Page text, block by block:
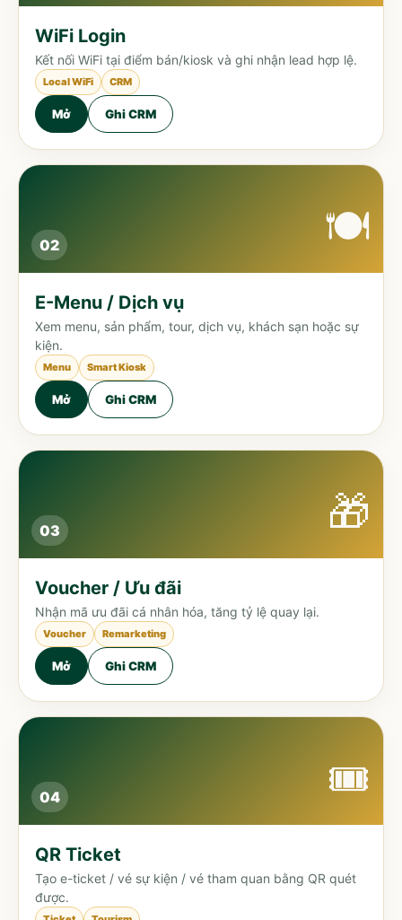
WiFi Login
Kết nối WiFi tại điểm bán/kiosk và ghi nhận lead hợp lệ.
Local WiFi CRM
Mở Ghi CRM
02 🍽️
E-Menu / Dịch vụ
Xem menu, sản phẩm, tour, dịch vụ, khách sạn hoặc sự
kiện.
Menu Smart Kiosk
Mở Ghi CRM
03 🎁
Voucher / Ưu đãi
Nhận mã ưu đãi cá nhân hóa, tăng tỷ lệ quay lại.
Voucher Remarketing
Mở Ghi CRM
04 🎟️
QR Ticket
Tạo e-ticket / vé sự kiện / vé tham quan bằng QR quét
được.